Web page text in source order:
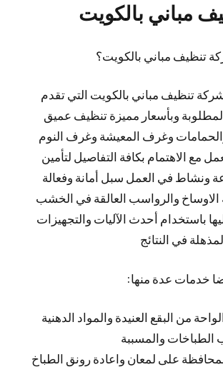
مباني بالكويت
تنظيف مباني بالكويت؟
تنظيف مباني بالكويت التي تقدم
وبأسعار مميزة تنظيف عميق
وغرف المعيشة وغرف النوم
مع الاهتمام بكافة التفاصيل لتأمين
ونشاط في العمل سبل أمانة وفعالة
الاوساخ والرواسب العالقة في الخشب
باستخدام أحدث الآليات والتجهيزات
في النتائج
خدمات عدة منها:
من البقع العنيدة والمواد الدهنية
الطباخات والمسببة
على لمعان واعادة رونق الطباخ